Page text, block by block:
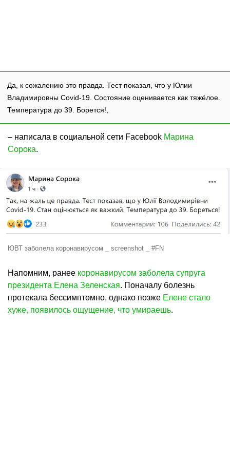
Да, к сожалению это правда. Тест показал, что у Юлии
Владимировны Covid-19. Состояние оценивается как тяжёлое.
Температура до 39. Борется!,
– написала в социальной сети Facebook Марина
Сорока.
ЮВТ заболела коронавирусом _ screenshot _ #FN
Напомним, ранее коронавирусом заболела супруга
президента Елена Зеленская. Поначалу болезнь
протекала бессимптомно, однако позже Елене стало
хуже, появилось ощущение, что умираешь.